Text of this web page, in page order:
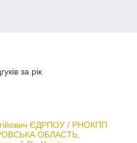
за рік
ЄДРПОУ / РНОКПП
ОБЛАСТЬ,